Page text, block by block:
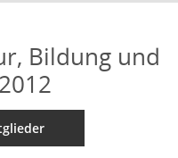
Bildung und